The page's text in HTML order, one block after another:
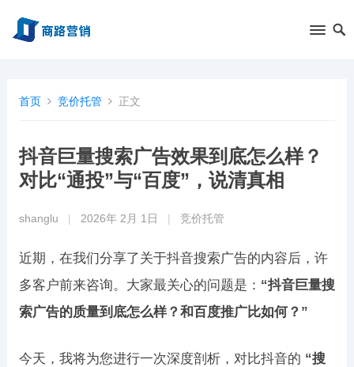
首页 竞价托管 正文
抖音巨量搜索广告效果到底怎么样？
对比“通投”与“百度”，说清真相
shanglu 2026年 2月 1日 竞价托管
近期，在我们分享了关于抖音搜索广告的内容后，许
多客户前来咨询。大家最关心的问题是： “抖音巨量搜
索广告的质量到底怎么样？和百度推广比如何？”
今天，我将为您进行一次深度剖析，对比抖音的 “搜